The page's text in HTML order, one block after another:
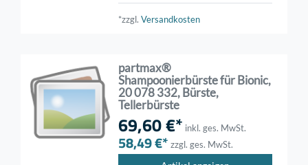
*zzgl.Versandkosten
partmax®
Shampoonierbürste für Bionic,
20 078 332, Bürste,
Tellerbürste
69,60 €* inkl. ges. MwSt.
58,49 €* zzgl. ges. MwSt.